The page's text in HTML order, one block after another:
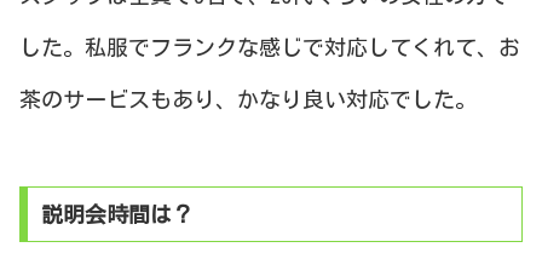
した。私服でフランクな感じで対応してくれて、お
茶のサービスもあり、かなり良い対応でした。
説明会時間は？